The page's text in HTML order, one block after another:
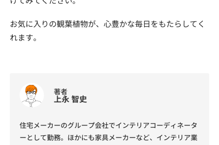
お気に入りの観葉植物が、心豊かな毎日をもたらしてく
れます。
著者
上永 智史
住宅メーカーのグループ会社でインテリアコーディネータ
ーとして勤務。ほかにも家具メーカーなど、インテリア業